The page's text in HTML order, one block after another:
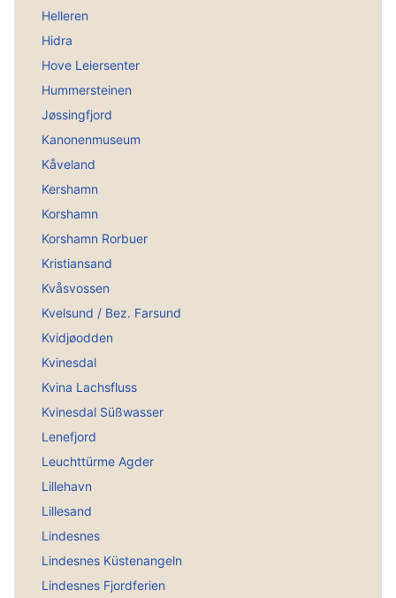
Helleren
Hidra
Hove Leiersenter
Hummersteinen
Jøssingfjord
Kanonenmuseum
Kåveland
Kershamn
Korshamn
Korshamn Rorbuer
Kristiansand
Kvåsvossen
Kvelsund / Bez. Farsund
Kvidjøodden
Kvinesdal
Kvina Lachsfluss
Kvinesdal Süßwasser
Lenefjord
Leuchttürme Agder
Lillehavn
Lillesand
Lindesnes
Lindesnes Küstenangeln
Lindesnes Fjordferien